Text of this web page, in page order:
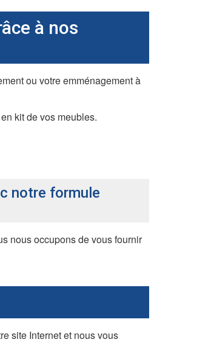
à nos
ou votre emménagement à
kit de vos meubles.
notre formule
nous occupons de vous fournir
site Internet et nous vous